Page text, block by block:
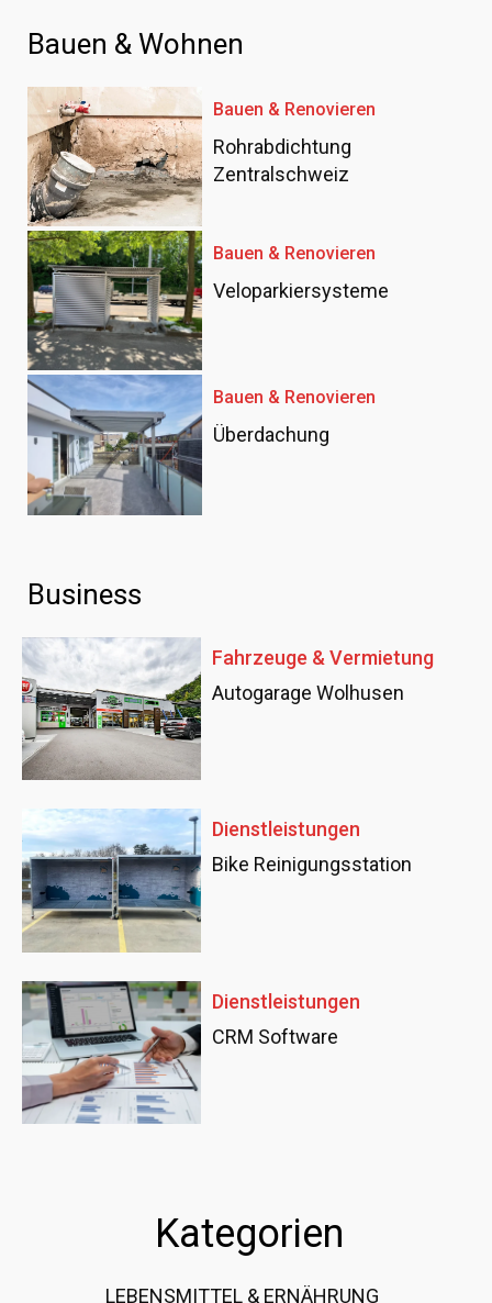
Bauen & Wohnen
Bauen & Renovieren
Rohrabdichtung
Zentralschweiz
Bauen & Renovieren
Veloparkiersysteme
Bauen & Renovieren
Überdachung
Business
Fahrzeuge & Vermietung
Autogarage Wolhusen
Dienstleistungen
Bike Reinigungsstation
Dienstleistungen
CRM Software
Kategorien
LEBENSMITTEL & ERNÄHRUNG